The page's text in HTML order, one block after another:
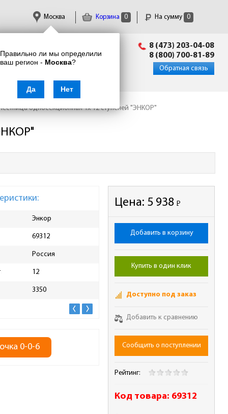
Корзина 0 На сумму 0
Правильно ли мы определили
ваш регион - Москва?
Да Нет
Москва
info@enkor24.ru
8 (473) 203-04-08
8 (800) 700-81-89
Обратная связь
односекционная 1х 12 ступеней "ЭНКОР"
Энкор
69312
Россия
12
3350
Высота упаковки, мм
Длина упаковки, мм
Масса брутто, кг
0-0-6
Цена: 5 938Р
-
Добавить в корзину
Купить в один клик
Доступно под заказ
Добавить к сравнению
Сообщить о поступлении
Рейтинг:
Код товара: 69312